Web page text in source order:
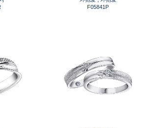
F05841P